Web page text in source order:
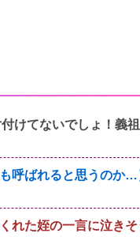
けてないでしょ！義
呼ばれると思うのか…
れた姪の一言に泣きそ